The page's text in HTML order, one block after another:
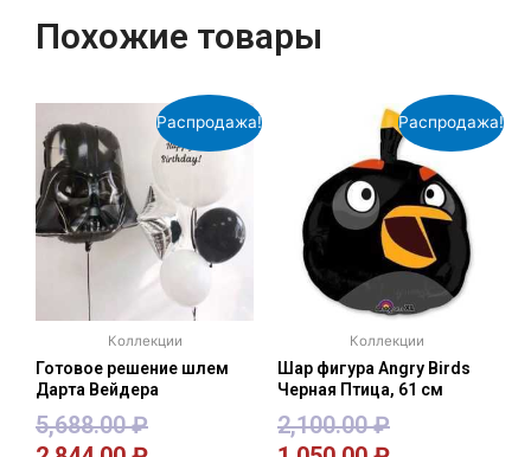
Похожие товары
Распродажа!
Коллекции
Готовое решение шлем
Дарта Вейдера
5,688.00₽
Распродажа!
Коллекции
Шар фигура Angry Birds
Черная Птица, 61 см
2,100.00₽